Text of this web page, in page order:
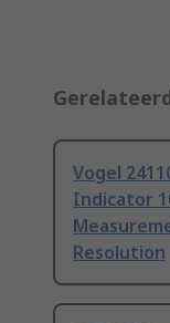
Vogel
Indicator
Resolution